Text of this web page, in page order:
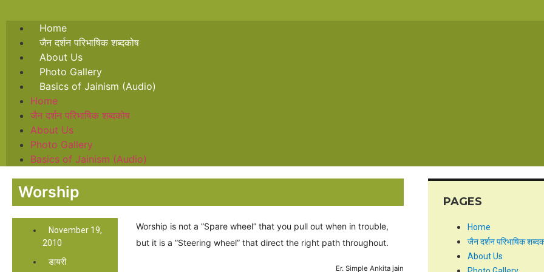
Home
जैन दर्शन परिभाषिक शब्दकोष
About Us
Photo Gallery
Basics of Jainism (Audio)
Home
जैन दर्शन परिभाषिक शब्दकोष
About Us
Photo Gallery
Basics of Jainism (Audio)
Worship
November 19,
2010
डायरी
Worship is not a ”Spare wheel” that you pull out when in trouble,
but it is a ”Steering wheel” that direct the right path throughout.
Er. Simple Ankita jain
PAGES
Home
जैन दर्शन परिभाषिक
About Us